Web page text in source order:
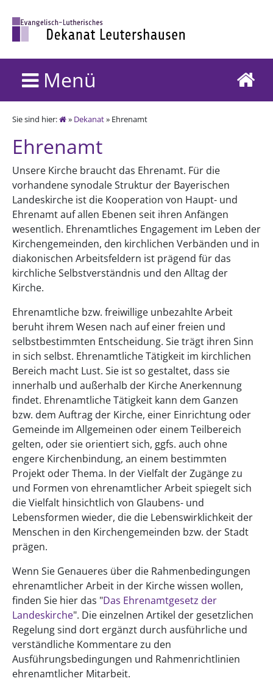
Menü
Sie sind hier: » Dekanat» Ehrenamt
Ehrenamt
Unsere Kirche braucht das Ehrenamt. Für die
vorhandene synodale Struktur der Bayerischen
Landeskirche ist die Kooperation von Haupt- und
Ehrenamt auf allen Ebenen seit ihren Anfängen
wesentlich. Ehrenamtliches Engagement im Leben der
Kirchengemeinden, den kirchlichen Verbänden und in
diakonischen Arbeitsfeldern ist prägend für das
kirchliche Selbstverständnis und den Alltag der
Kirche.
Ehrenamtliche bzw. freiwillige unbezahlte Arbeit
beruht ihrem Wesen nach auf einer freien und
selbstbestimmten Entscheidung. Sie trägt ihren Sinn
in sich selbst. Ehrenamtliche Tätigkeit im kirchlichen
Bereich macht Lust. Sie ist so gestaltet, dass sie
innerhalb und außerhalb der Kirche Anerkennung
findet. Ehrenamtliche Tätigkeit kann dem Ganzen
bzw. dem Auftrag der Kirche, einer Einrichtung oder
Gemeinde im Allgemeinen oder einem Teilbereich
gelten, oder sie orientiert sich, ggfs. auch ohne
engere Kirchenbindung, an einem bestimmten
Projekt oder Thema. In der Vielfalt der Zugänge zu
und Formen von ehrenamtlicher Arbeit spiegelt sich
die Vielfalt hinsichtlich von Glaubens- und
Lebensformen wieder, die die Lebenswirklichkeit der
Menschen in den Kirchengemeinden bzw. der Stadt
prägen.
Wenn Sie Genaueres über die Rahmenbedingungen
ehrenamtlicher Arbeit in der Kirche wissen wollen,
finden Sie hier das "Das Ehrenamtgesetz der
Landeskirche". Die einzelnen Artikel der gesetzlichen
Regelung sind dort ergänzt durch ausführliche und
verständliche Kommentare zu den
Ausführungsbedingungen und Rahmenrichtlinien
ehrenamtlicher Mitarbeit.